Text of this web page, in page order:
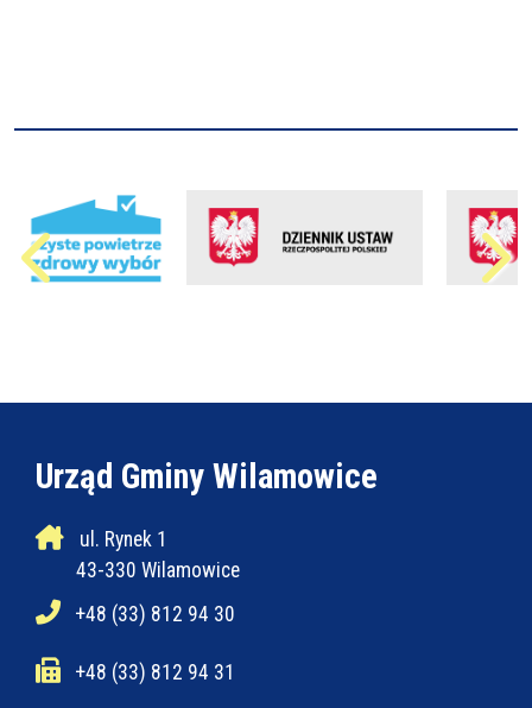
Urząd Gminy Wilamowice
ul. Rynek 1
43-330 Wilamowice
+48 (33) 812 94 30
+48 (33) 812 94 31